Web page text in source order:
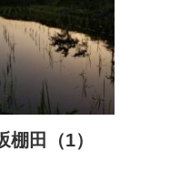
棚田（1）